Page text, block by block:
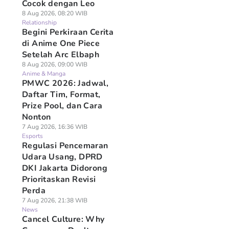
Cocok dengan Leo
8 Aug 2026, 08:20 WIB
Relationship
Begini Perkiraan Cerita
di Anime One Piece
Setelah Arc Elbaph
8 Aug 2026, 09:00 WIB
Anime & Manga
PMWC 2026: Jadwal,
Daftar Tim, Format,
Prize Pool, dan Cara
Nonton
7 Aug 2026, 16:36 WIB
Esports
Regulasi Pencemaran
Udara Usang, DPRD
DKI Jakarta Didorong
Prioritaskan Revisi
Perda
7 Aug 2026, 21:38 WIB
News
Cancel Culture: Why